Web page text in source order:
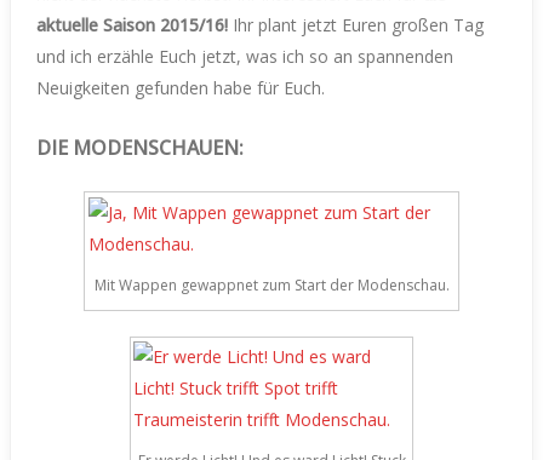
aktuelle Saison 2015/16! Ihr plant jetzt Euren großen Tag
und ich erzähle Euch jetzt, was ich so an spannenden
Neuigkeiten gefunden habe für Euch.
DIE MODENSCHAUEN:
Mit Wappen gewappnet zum Start der Modenschau.